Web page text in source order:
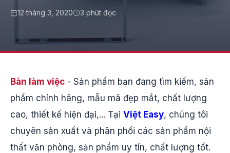
12 tháng 3, 2020 3 phút đọc
Bàn làm việc - Sản phẩm bạn đang tìm kiếm, sản
phẩm chính hãng, mẫu mã đẹp mắt, chất lượng
cao, thiết kế hiện đại,... Tại Việt Easy, chúng tôi
chuyên sản xuất và phân phối các sản phẩm nội
thất văn phòng, sản phẩm uy tín, chất lượng tốt.